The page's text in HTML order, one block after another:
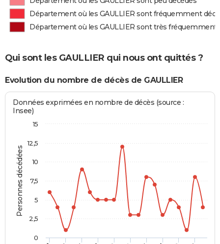
Département où les GAULLIER sont fréquemment
Département où les GAULLIER sont très fréquemment
Qui sont les GAULLIER qui nous ont quittés ?
Evolution du nombre de décès de GAULLIER
Personnes décédées
Données exprimées en nombre de décès (source :
Insee)
0
2,5
5
7,5
10
12,5
15